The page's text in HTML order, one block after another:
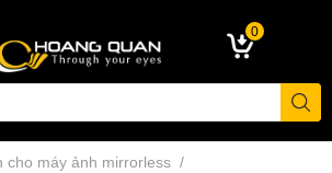
0
cho máy ảnh mirrorless /